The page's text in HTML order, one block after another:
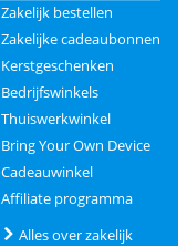
Zakelijk bestellen
Zakelijke cadeaubonnen
Kerstgeschenken
Bedrijfswinkels
Thuiswerkwinkel
Bring Your Own Device
Cadeauwinkel
Affiliate programma
Alles over zakelijk